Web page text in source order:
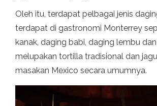
Oleh itu, terdapat pelbagai jenis
terdapat di gastronomi Monterrey
kanak, daging babi, daging lembu
melupakan tortilla tradisional dan
masakan Mexico secara umumnya.